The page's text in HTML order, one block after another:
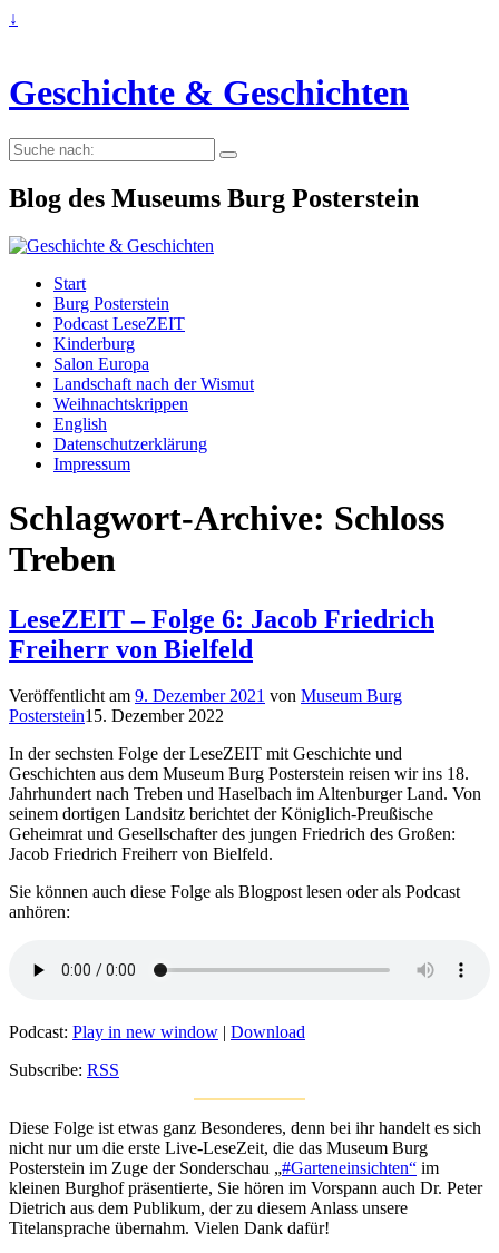
↓
Geschichte & Geschichten
Suche
nach:
Blog des Museums Burg Posterstein
Start
Burg Posterstein
Podcast LeseZEIT
Kinderburg
Salon Europa
Landschaft nach der Wismut
Weihnachtskrippen
English
Datenschutzerklärung
Impressum
Schlagwort-Archive: Schloss
Treben
LeseZEIT – Folge 6: Jacob Friedrich
Freiherr von Bielfeld
Veröffentlicht am 9. Dezember 2021 von Museum Burg
Posterstein15. Dezember 2022
In der sechsten Folge der LeseZEIT mit Geschichte und
Geschichten aus dem Museum Burg Posterstein reisen wir ins 18.
Jahrhundert nach Treben und Haselbach im Altenburger Land. Von
seinem dortigen Landsitz berichtet der Königlich-Preußische
Geheimrat und Gesellschafter des jungen Friedrich des Großen:
Jacob Friedrich Freiherr von Bielfeld.
Sie können auch diese Folge als Blogpost lesen oder als Podcast
anhören:
Podcast: Play in new window
Download
Subscribe: RSS
Diese Folge ist etwas ganz Besonderes, denn bei ihr handelt es sich
nicht nur um die erste Live-LeseZeit, die das Museum Burg
Posterstein im Zuge der Sonderschau „#Garteneinsichten“ im
kleinen Burghof präsentierte, Sie hören im Vorspann auch Dr. Peter
Dietrich aus dem Publikum, der zu diesem Anlass unsere
Titelansprache übernahm. Vielen Dank dafür!